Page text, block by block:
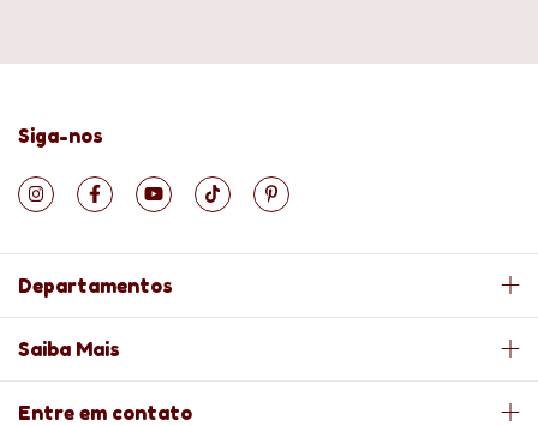
Siga-nos
Departamentos
Saiba Mais
Entre em contato